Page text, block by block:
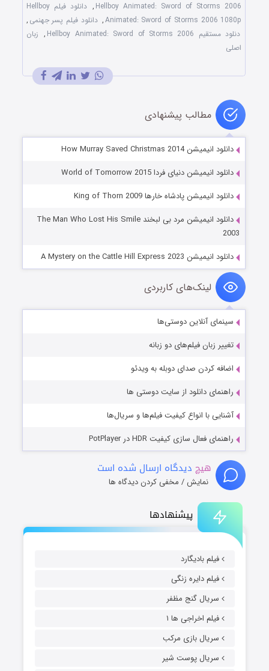
پیشنهادها
فیلم بادیگارد
فیلم دایره زنگی
سریال گنج مظفر
فیلم اخراجی ها ۱
سریال بازی مرکب
سریال پوست شیر
Hellboy Animated: Sword of Storms 2006
,
دانلود فیلم Hellboy
Animated: Sword of Storms 2006 1080p
, دانلود فیلم پسر جهنمی ,
دنلود مستقیم Hellboy Animated: Sword of Storms 2006
, زبان
اصلی
مطالب پیشنهادی
دانلود انیمیشن How Murray Saved Christmas 2014
دانلود انیمیشن دنیای فردا World of Tomorrow 2015
دانلود انیمیشن پادشاه خارها King of Thorn 2009
دانلود انیمیشن مرد بی لبخند The Man Who Lost His Smile
2003
دانلود انیمیشن A Mystery on the Cattle Hill Express 2023
لینک‌های کاربردی
سینمای آنلاین دوستی‌ها
تغییر زبان فیلم‌های دو زبانه
اضافه کردن صدای دوبله به ویدئو
راهنمای دانلود از سایت دوستی ها
آشنایی با انواع کیفیت فیلم‌ها و سریال‌ها
راهنمای فعال سازی کیفیت HDR در PotPlayer
هیچ دیدگاه ارسال شده است
نمایش / مخفی کردن دیدگاه ها